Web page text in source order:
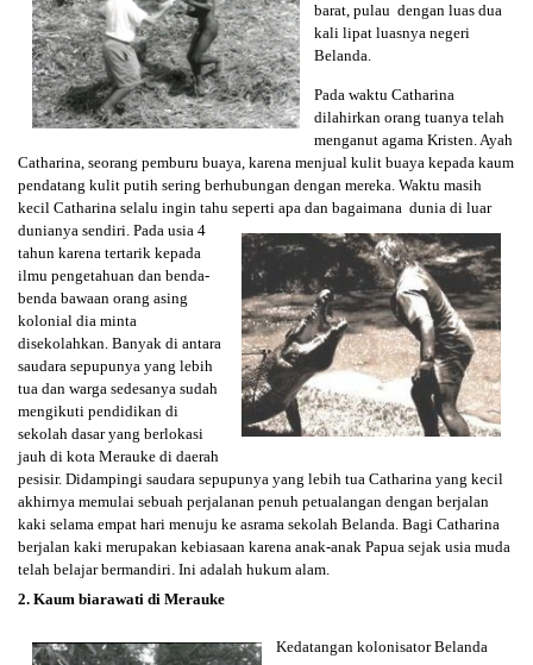
barat, pulau dengan luas dua
kali lipat luasnya negeri
Belanda.
Pada waktu Catharina
dilahirkan orang tuanya telah
menganut agama Kristen. Ayah
Catharina, seorang pemburu buaya, karena menjual kulit buaya kepada kaum
pendatang kulit putih sering berhubungan dengan mereka. Waktu masih
kecil Catharina selalu ingin tahu seperti apa dan bagaimana dunia di luar
dunianya sendiri. Pada usia 4
tahun karena tertarik kepada
ilmu pengetahuan dan benda-
benda bawaan orang asing
kolonial dia minta
disekolahkan. Banyak di antara
saudara sepupunya yang lebih
tua dan warga sedesanya sudah
mengikuti pendidikan di
sekolah dasar yang berlokasi
jauh di kota Merauke di daerah
pesisir. Didampingi saudara sepupunya yang lebih tua Catharina yang kecil
akhirnya memulai sebuah perjalanan penuh petualangan dengan berjalan
kaki selama empat hari menuju ke asrama sekolah Belanda. Bagi Catharina
berjalan kaki merupakan kebiasaan karena anak-anak Papua sejak usia muda
telah belajar bermandiri. Ini adalah hukum alam.
2. Kaum biarawati di Merauke
Kedatangan kolonisatorBelanda